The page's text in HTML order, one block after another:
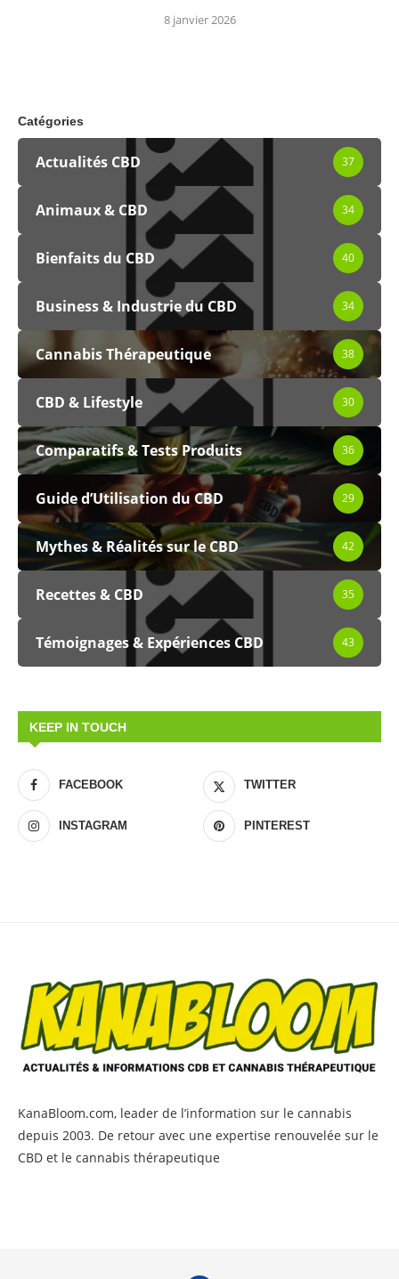
8 janvier 2026
Catégories
Actualités CBD 37
Animaux & CBD 34
Bienfaits du CBD 40
Business & Industrie du CBD 34
Cannabis Thérapeutique 38
CBD & Lifestyle 30
Comparatifs & Tests Produits 36
Guide d’Utilisation du CBD 29
Mythes & Réalités sur le CBD 42
Recettes & CBD 35
Témoignages & Expériences CBD 43
KEEP IN TOUCH
FACEBOOK TWITTER
INSTAGRAM PINTEREST
KanaBloom.com, leader de l’information sur le cannabis
depuis 2003. De retour avec une expertise renouvelée sur le
CBD et le cannabis thérapeutique